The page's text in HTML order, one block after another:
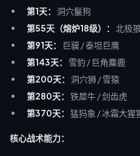
第1天：
洞穴鬣狗
第55天（熔炉18级）：
北极狼
第91天：
巨貘 / 泰坦巨鹰
第143天：
雪豹 / 巨角麋鹿
第200天：
洞穴狮 / 雪猿
第280天：
铁犀牛 / 剑齿虎
第370天：
猛犸象 / 冰霜大猩
核心战术能力：